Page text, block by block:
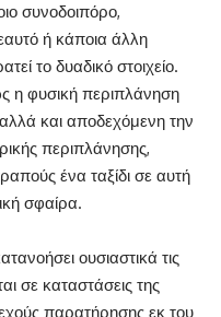
συνοδοιπόρο,
ή κάποια άλλη
το δυαδικό στοιχείο.
η φυσική περιπλάνηση
και αποδεχόμενη την
περιπλάνησης,
ένα ταξίδι σε αυτή
σφαίρα.
ουσιαστικά τις
σε καταστάσεις της
παρατήρησης εκ του